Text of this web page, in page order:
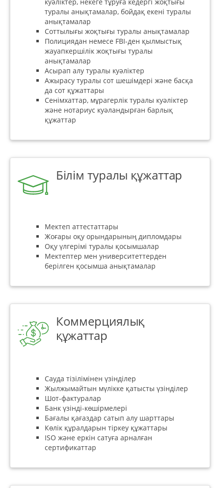
туралы анықтамалар, бойдақ екені туралы
анықтамалар
Соттылығы жоқтығы туралы анықтамалар
Полициядан немесе FBI-ден қылмыстық
жауапкершілік жоқтығы туралы
анықтамалар
Асырап алу туралы куәліктер
Ажырасу туралы сот шешімдері және басқа
да сот құжаттары
Сенімхаттар, мұрагерлік туралы куәліктер
және нотариус куәландырған барлық
құжаттар
Білім туралы құжаттар
Мектеп аттестаттары
Жоғары оқу орындарының дипломдары
Оқу үлгерімі туралы қосымшалар
Мектептер мен университеттерден
берілген қосымша анықтамалар
Коммерциялық
құжаттар
Сауда тізілімінен үзінділер
Жылжымайтын мүлікке қатысты үзінділер
Шот-фактуралар
Банк үзінді-көшірмелері
Бағалы қағаздар сатып алу шарттары
Көлік құралдарын тіркеу құжаттары
ISO және еркін сатуға арналған
сертификаттар